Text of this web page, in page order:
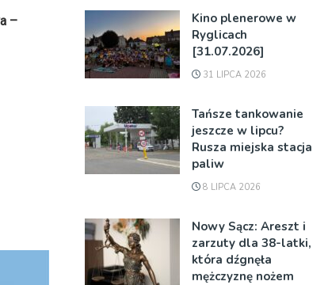
–
Kino plenerowe w
Ryglicach
[31.07.2026]
31 LIPCA 2026
Tańsze tankowanie
jeszcze w lipcu?
Rusza miejska stacja
paliw
8 LIPCA 2026
Nowy Sącz: Areszt i
zarzuty dla 38-latki,
która dźgnęła
mężczyznę nożem